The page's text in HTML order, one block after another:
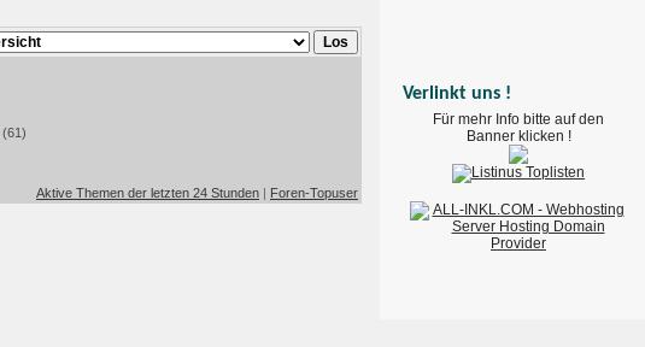
(61)
Aktive Themen der letzten 24 Stunden | Foren-Topuser
Verlinkt uns !
Für mehr Info bitte auf den
Banner klicken !